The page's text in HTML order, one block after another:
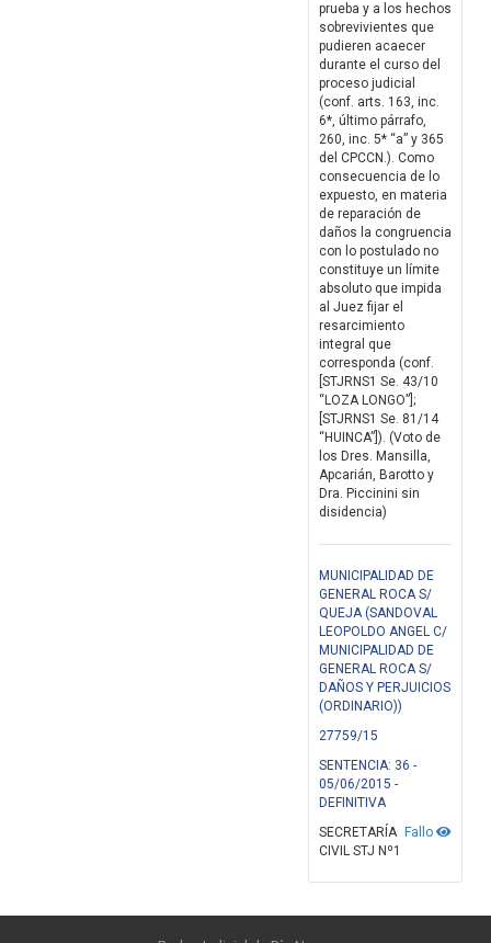
prueba y a los hechos
sobrevivientes que
pudieren acaecer
durante el curso del
proceso judicial
(conf. arts. 163, inc.
6*, último párrafo,
260, inc. 5* “a” y 365
del CPCCN.). Como
consecuencia de lo
expuesto, en materia
de reparación de
daños la congruencia
con lo postulado no
constituye un límite
absoluto que impida
al Juez fijar el
resarcimiento
integral que
corresponda (conf.
[STJRNS1 Se. 43/10
“LOZA LONGO”];
[STJRNS1 Se. 81/14
“HUINCA”]). (Voto de
los Dres. Mansilla,
Apcarián, Barotto y
Dra. Piccinini sin
disidencia)
MUNICIPALIDAD DE
GENERAL ROCA S/
QUEJA (SANDOVAL
LEOPOLDO ANGEL C/
MUNICIPALIDAD DE
GENERAL ROCA S/
DAÑOS Y PERJUICIOS
(ORDINARIO))
27759/15
SENTENCIA: 36 -
05/06/2015 -
DEFINITIVA
Fallo
SECRETARÍA
CIVIL STJ Nº1